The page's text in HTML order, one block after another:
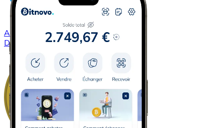
Acheter Dash avec virement bancaire
DASH